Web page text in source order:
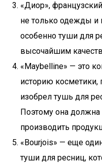
«Диор»,
не только одежды и
особенно туши для
высочайшим
«Maybelline» — это
историю косметики,
изобрел тушь для
Поэтому она должна
производить
«Bourjois» — еще
туши для ресниц,